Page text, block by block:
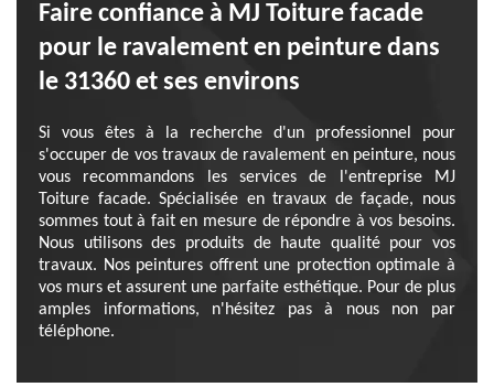
Faire confiance à MJ Toiture facade
pour le ravalement en peinture dans
le 31360 et ses environs
Si vous êtes à la recherche d'un professionnel pour
s'occuper de vos travaux de ravalement en peinture, nous
vous recommandons les services de l'entreprise MJ
Toiture facade. Spécialisée en travaux de façade, nous
sommes tout à fait en mesure de répondre à vos besoins.
Nous utilisons des produits de haute qualité pour vos
travaux. Nos peintures offrent une protection optimale à
vos murs et assurent une parfaite esthétique. Pour de plus
amples informations, n'hésitez pas à nous non par
téléphone.